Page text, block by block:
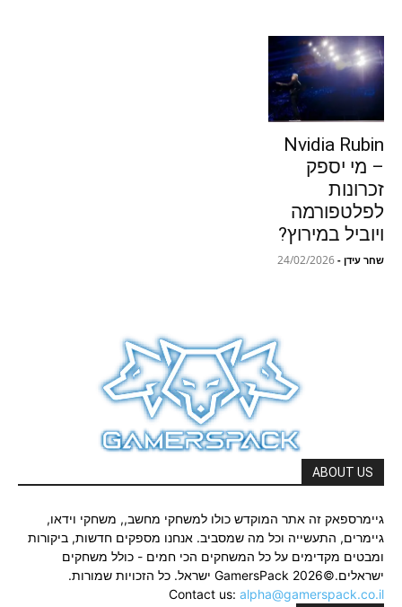
Nvidia Rubin
– מי יספק
זכרונות
לפלטפורמה
ויוביל במירוץ?
שחר עידן -
24/02/2026
ABOUT US
גיימרספאק זה אתר המוקדש כולו למשחקי מחשב,, משחקי וידאו,
גיימרים, התעשייה וכל מה שמסביב. אנחנו מספקים חדשות, ביקורות
ומבטים מקדימים על כל המשחקים הכי חמים - כולל משחקים
ישראלים.©2026 GamersPack ישראל. כל הזכויות שמורות.
Contact us: alpha@gamerspack.co.il